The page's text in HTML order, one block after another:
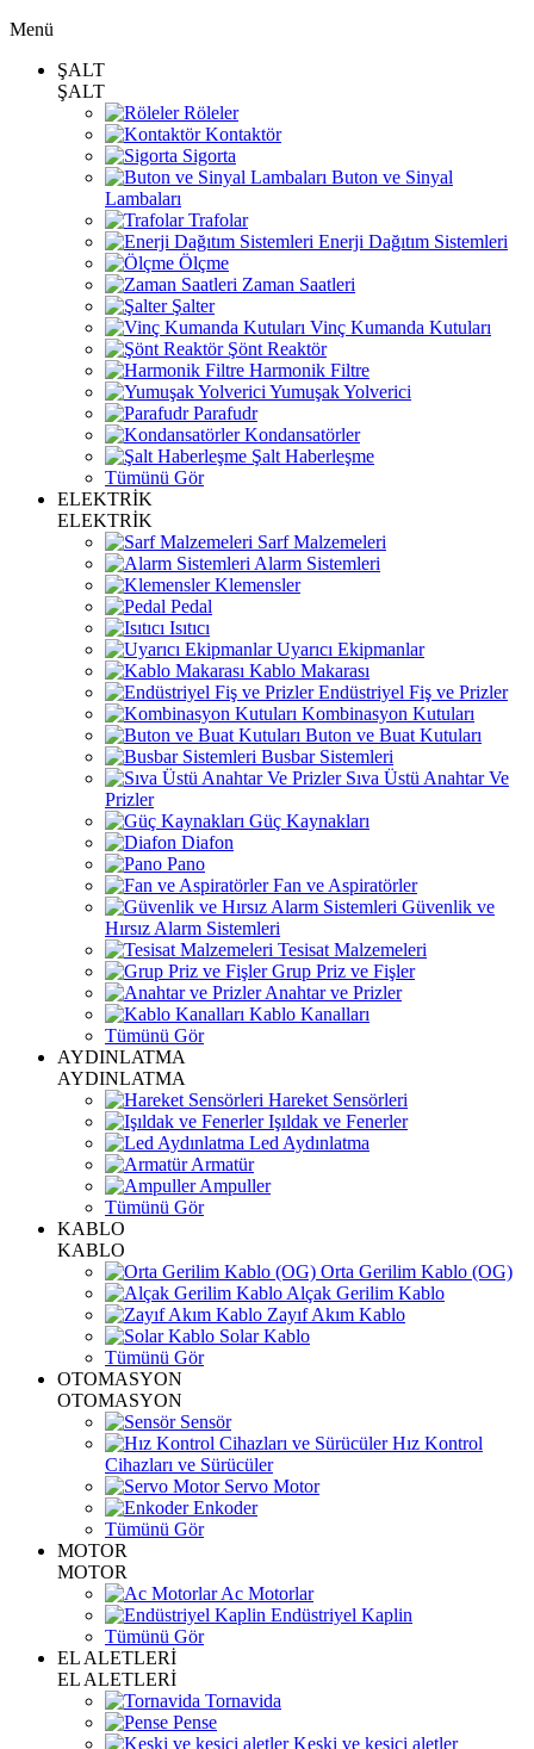
Menü
ŞALT
ŞALT
Röleler
Kontaktör
Sigorta
Buton ve Sinyal
Lambaları
Trafolar
Enerji Dağıtım Sistemleri
Ölçme
Zaman Saatleri
Şalter
Vinç Kumanda Kutuları
Şönt Reaktör
Harmonik Filtre
Yumuşak Yolverici
Parafudr
Kondansatörler
Şalt Haberleşme
Tümünü Gör
ELEKTRİK
ELEKTRİK
Sarf Malzemeleri
Alarm Sistemleri
Klemensler
Pedal
Isıtıcı
Uyarıcı Ekipmanlar
Kablo Makarası
Endüstriyel Fiş ve Prizler
Kombinasyon Kutuları
Buton ve Buat Kutuları
Busbar Sistemleri
Sıva Üstü Anahtar Ve
Prizler
Güç Kaynakları
Diafon
Pano
Fan ve Aspiratörler
Güvenlik ve
Hırsız Alarm Sistemleri
Tesisat Malzemeleri
Grup Priz ve Fişler
Anahtar ve Prizler
Kablo Kanalları
Tümünü Gör
AYDINLATMA
AYDINLATMA
Hareket Sensörleri
Işıldak ve Fenerler
Led Aydınlatma
Armatür
Ampuller
Tümünü Gör
KABLO
KABLO
Orta Gerilim Kablo (OG)
Alçak Gerilim Kablo
Zayıf Akım Kablo
Solar Kablo
Tümünü Gör
OTOMASYON
OTOMASYON
Sensör
Hız Kontrol
Cihazları ve Sürücüler
Servo Motor
Enkoder
Tümünü Gör
MOTOR
MOTOR
Ac Motorlar
Endüstriyel Kaplin
Tümünü Gör
EL ALETLERİ
EL ALETLERİ
Tornavida
Pense
Keski ve kesici aletler